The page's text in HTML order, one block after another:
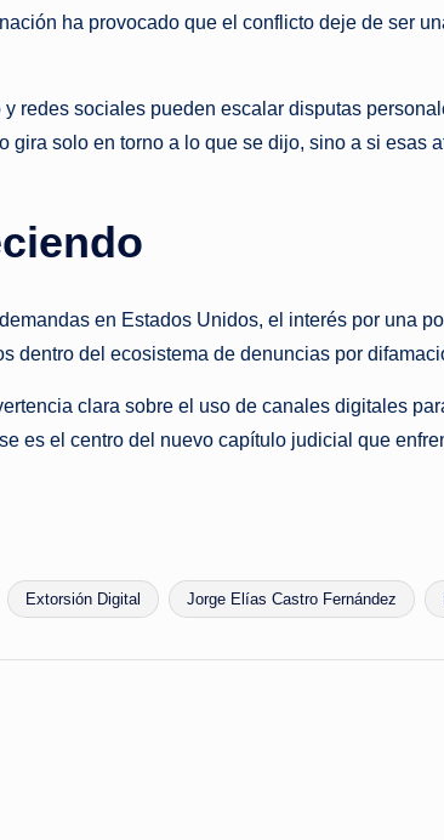
ha provocado que el conflicto deje de ser
redes sociales pueden escalar disputas
solo en torno a lo que se dijo, sino a si esas
en Estados Unidos, el interés por una
dentro del ecosistema de denuncias por
clara sobre el uso de canales digitales
es el centro del nuevo capítulo judicial que
Extorsión Digital Jorge Elías Castro Fernández